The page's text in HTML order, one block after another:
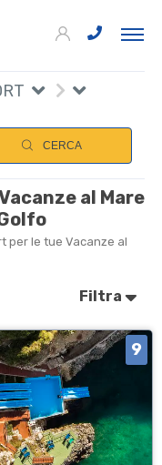
CERCA
al Mare
per le tue Vacanze al
Filtra
9